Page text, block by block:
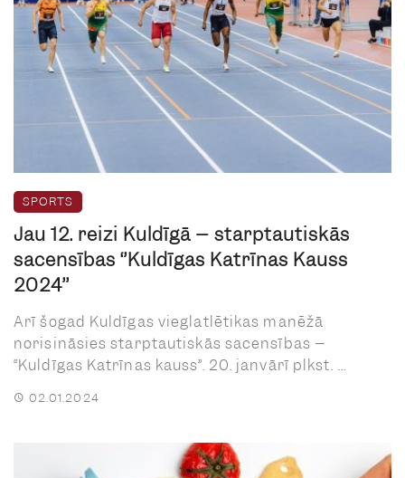
SPORTS
Jau 12. reizi Kuldīgā – starptautiskās
sacensības ‘’Kuldīgas Katrīnas Kauss
2024’’
Arī šogad Kuldīgas vieglatlētikas manēžā
norisināsies starptautiskās sacensības –
“Kuldīgas Katrīnas kauss”. 20. janvārī plkst. ...
02.01.2024